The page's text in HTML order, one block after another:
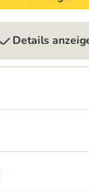
Details